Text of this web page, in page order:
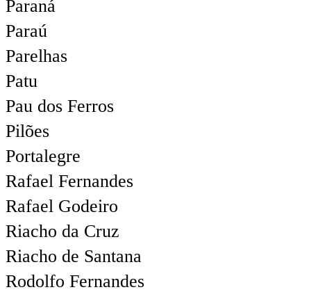
Paraná
Paraú
Parelhas
Patu
Pau dos Ferros
Pilões
Portalegre
Rafael Fernandes
Rafael Godeiro
Riacho da Cruz
Riacho de Santana
Rodolfo Fernandes